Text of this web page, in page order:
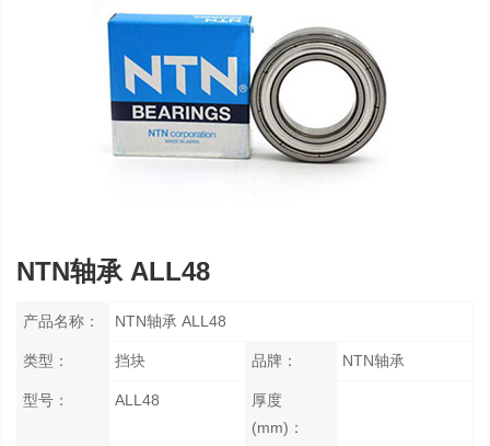
NTN轴承 ALL48
产品名称： NTN轴承 ALL48
类型： 挡块 品牌： NTN轴承
型号： ALL48
厚度
(mm)：